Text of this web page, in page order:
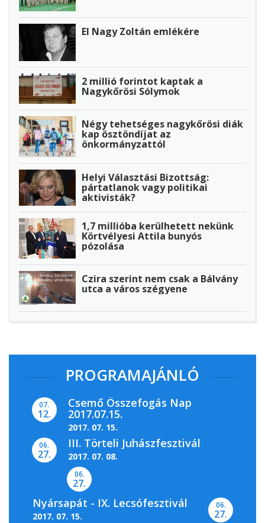
El Nagy Zoltán emlékére
2 millió forintot kaptak a
Nagykőrösi Sólymok
Négy tehetséges nagykőrösi diák
kap ösztöndíjat az
önkormányzattól
Helyi Választási Bizottság:
pártatlanok vagy politikai
aktivisták?
1,7 millióba kerülhetett nekünk
Körtvélyesi Attila bunyós
pózolása
Czira szerint nem csak a Bálvány
utca a város szégyene
PROGRAMAJÁNLÓ
07.
12.
Csemő Összefogás Nap
2017.07.15.
2017. 07. 15.
06.
27.
III. Törteli Juhászfesztivál
2017. 07. 08.
06.
27.
Nyársapát - IX. Lecsófesztivál
2017. 07. 15.
06.
27.